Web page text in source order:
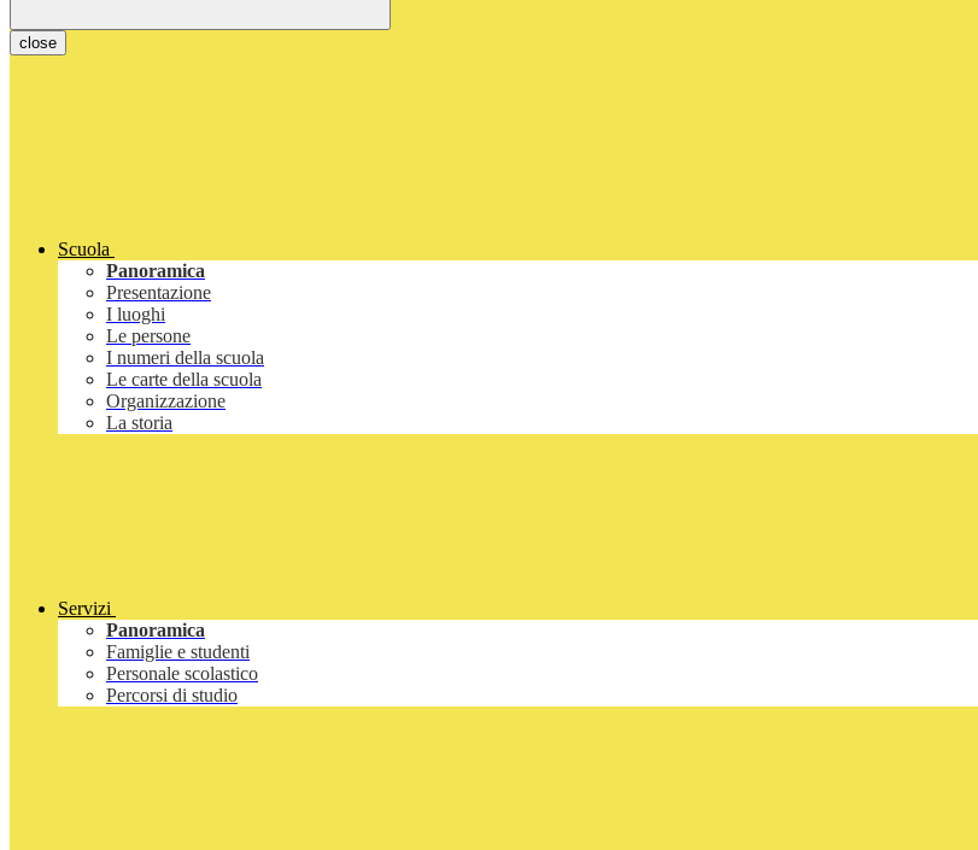
close
Scuola
Panoramica
Presentazione
I luoghi
Le persone
I numeri della scuola
Le carte della scuola
Organizzazione
La storia
Servizi
Panoramica
Famiglie e studenti
Personale scolastico
Percorsi di studio